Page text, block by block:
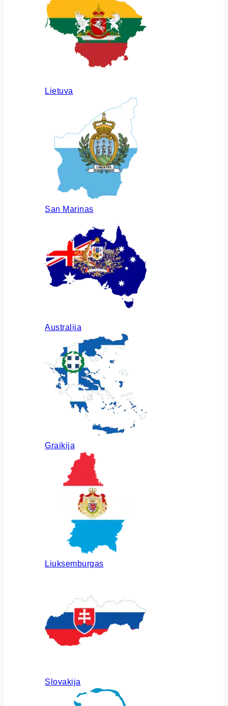
Lietuva
San Marinas
Australija
Graikija
Liuksemburgas
Slovakija